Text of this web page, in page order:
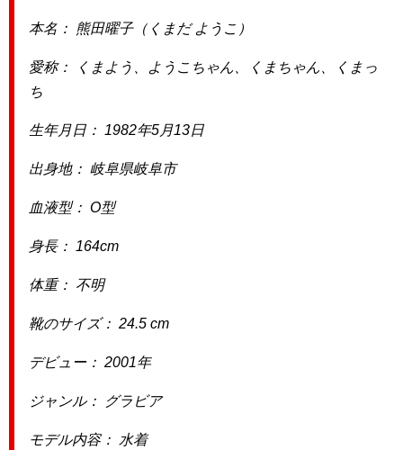
本名： 熊田曜子（くまだ ようこ）
愛称： くまよう、ようこちゃん、くまちゃん、くまっ
ち
生年月日： 1982年5月13日
出身地： 岐阜県岐阜市
血液型： O型
身長： 164cm
体重： 不明
靴のサイズ： 24.5 cm
デビュー： 2001年
ジャンル： グラビア
モデル内容： 水着